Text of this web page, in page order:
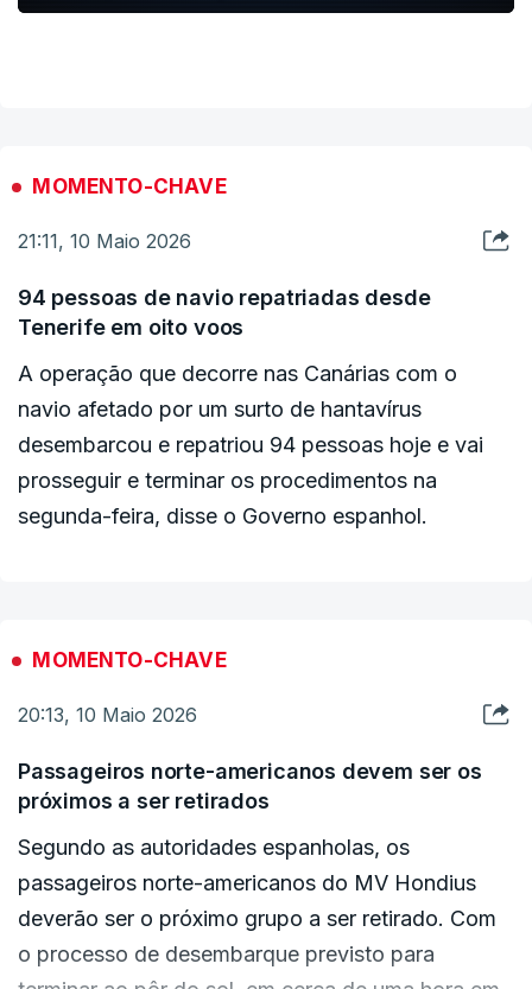
MOMENTO-CHAVE
21:11, 10 Maio 2026
94 pessoas de navio repatriadas desde
Tenerife em oito voos
A operação que decorre nas Canárias com o
navio afetado por um surto de hantavírus
desembarcou e repatriou 94 pessoas hoje e vai
prosseguir e terminar os procedimentos na
segunda-feira, disse o Governo espanhol.
MOMENTO-CHAVE
20:13, 10 Maio 2026
Passageiros norte-americanos devem ser os
próximos a ser retirados
Segundo as autoridades espanholas, os
passageiros norte-americanos do MV Hondius
deverão ser o próximo grupo a ser retirado. Com
o processo de desembarque previsto para